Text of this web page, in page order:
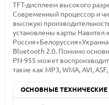
TFT-дисплеем высокого
Современный процессор и
высокую
установлены карты Навител
Bluetooth 2.0. Помимо
PN-955 может
такие как MP3, WMA, AVI,
ОСНОВНЫЕ ТЕХНИЧЕСКИЕ